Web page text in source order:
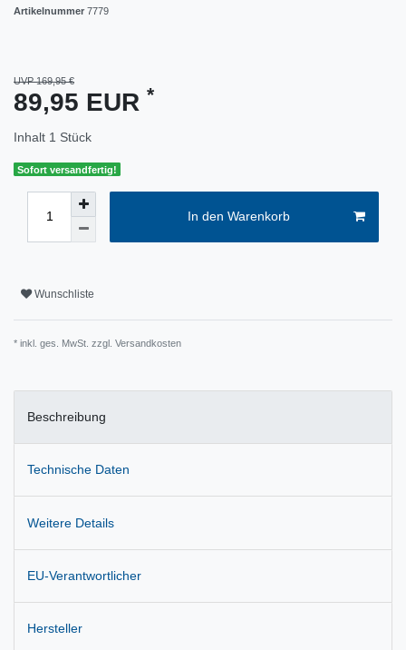
Artikelnummer 7779
UVP 169,95 €
89,95 EUR *
Inhalt 1 Stück
Sofort versandfertig!
In den Warenkorb
Wunschliste
* inkl. ges. MwSt. zzgl. Versandkosten
Beschreibung
Technische Daten
Weitere Details
EU-Verantwortlicher
Hersteller